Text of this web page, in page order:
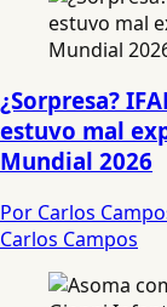
¿Sorpresa?
estuvo mal
Mundial 2026
Por Carlos
Carlos Campos